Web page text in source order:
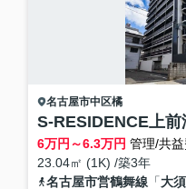
名古屋市中区橘
S-RESIDENCE上
6万円～6.3万円 管理/共
23.04㎡ (1K) /築3年
名古屋市営鶴舞線「大